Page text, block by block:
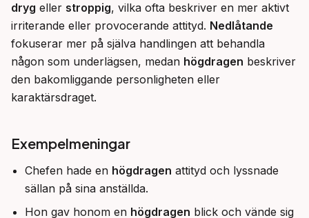
dryg eller stroppig, vilka ofta beskriver en mer aktivt
irriterande eller provocerande attityd. Nedlåtande
fokuserar mer på själva handlingen att behandla
någon som underlägsen, medan högdragen beskriver
den bakomliggande personligheten eller
karaktärsdraget.
Exempelmeningar
Chefen hade en högdragen attityd och lyssnade
sällan på sina anställda.
Hon gav honom en högdragen blick och vände sig